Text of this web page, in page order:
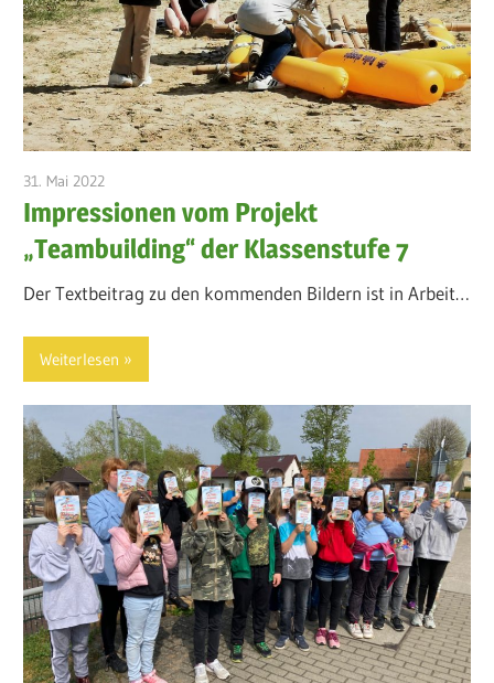
31. Mai 2022
Impressionen vom Projekt
„Teambuilding“ der Klassenstufe 7
Der Textbeitrag zu den kommenden Bildern ist in Arbeit…
Weiterlesen